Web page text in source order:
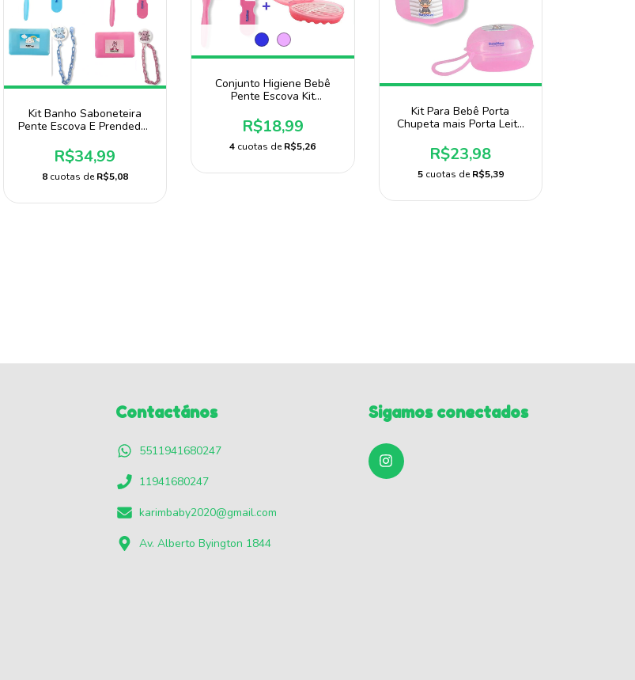
Kit Banho Saboneteira
Pente Escova E Prendedor
R$34,99
8 cuotas deR$5,08
Conjunto Higiene Bebê
Pente Escova Kit
R$18,99
4 cuotas deR$5,26
Kit Para Bebê Porta
Chupeta mais Porta Leite
Baby Nany
R$23,98
5 cuotas deR$5,39
Contactános
5511941680247
11941680247
karimbaby2020@gmail.com
Av. Alberto Byington 1844
Sigamos conectados